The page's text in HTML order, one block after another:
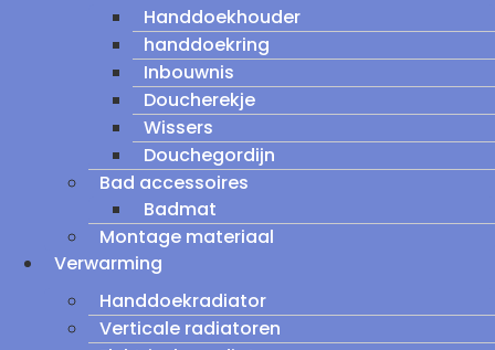
Handdoekhouder
handdoekring
Inbouwnis
Doucherekje
Wissers
Douchegordijn
Bad accessoires
Badmat
Montage materiaal
Verwarming
Handdoekradiator
Verticale radiatoren